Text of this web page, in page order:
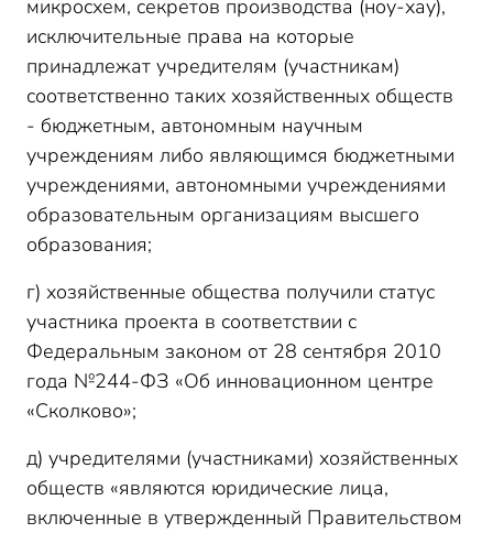
микросхем, секретов производства (ноу-хау),
исключительные права на которые
принадлежат учредителям (участникам)
соответственно таких хозяйственных обществ
- бюджетным, автономным научным
учреждениям либо являющимся бюджетными
учреждениями, автономными учреждениями
образовательным организациям высшего
образования;
г) хозяйственные общества получили статус
участника проекта в соответствии с
Федеральным законом от 28 сентября 2010
года №244-ФЗ «Об инновационном центре
«Сколково»;
д) учредителями (участниками) хозяйственных
обществ «являются юридические лица,
включенные в утвержденный Правительством